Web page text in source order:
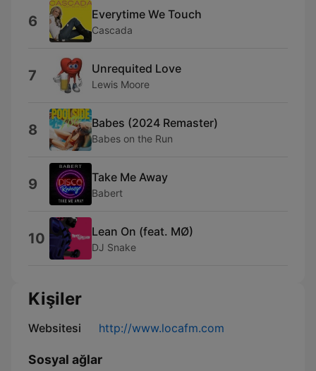
6 Everytime We Touch
Cascada
7 Unrequited Love
Lewis Moore
8 Babes (2024 Remaster)
Babes on the Run
9 Take Me Away
Babert
10 Lean On (feat. MØ)
DJ Snake
Kişiler
Websitesi http://www.locafm.com
Sosyal ağlar